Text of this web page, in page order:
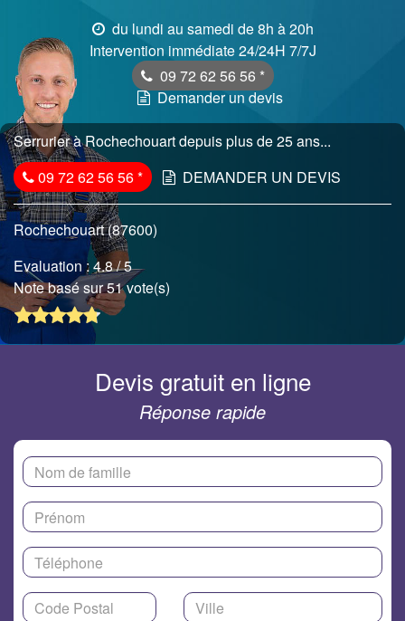
du lundi au samedi de 8h à 20h
Intervention immédiate 24/24H 7/7J
09 72 62 56 56 *
Demander un devis
Serrurier à Rochechouart depuis plus de 25 ans...
09 72 62 56 56* DEMANDER UN DEVIS
Rochechouart (87600)
Evaluation :4.8/ 5
Note basé sur 51 vote(s)
Devis gratuit en ligne
Réponse rapide